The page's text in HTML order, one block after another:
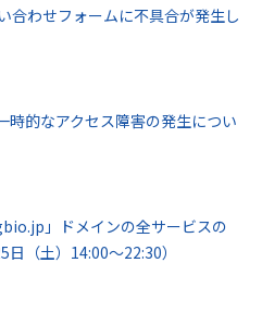
合わせフォームに不具合が発生し
時的なアクセス障害の発生につい
」ドメインの全サービスの
（土）14:00～22:30）